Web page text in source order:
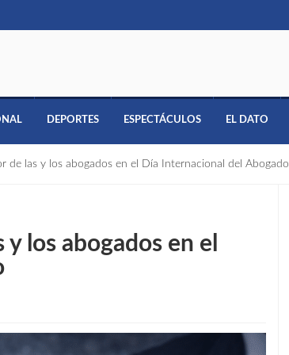
DEPORTES ESPECTÁCULOS EL DATO
de las y los abogados en el Día Internacional del Abogado
y los abogados en el